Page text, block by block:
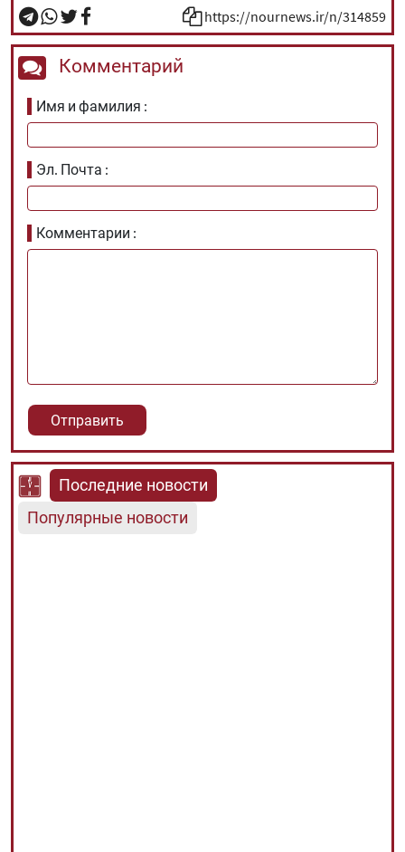
https://nournews.ir/n/314859
Комментарий
Имя и фамилия
Эл. Почта
Комментарии
Последние новости
Популярные новости